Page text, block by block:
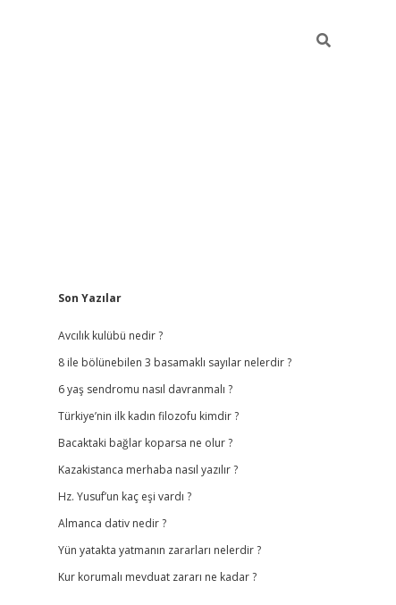
Sidebar
Son Yazılar
Avcılık kulübü nedir ?
8 ile bölünebilen 3 basamaklı sayılar nelerdir ?
6 yaş sendromu nasıl davranmalı ?
Türkiye’nin ilk kadın filozofu kimdir ?
Bacaktaki bağlar koparsa ne olur ?
Kazakistanca merhaba nasıl yazılır ?
Hz. Yusuf’un kaç eşi vardı ?
Almanca dativ nedir ?
Yün yatakta yatmanın zararları nelerdir ?
Kur korumalı mevduat zararı ne kadar ?
ilbethiltonbet